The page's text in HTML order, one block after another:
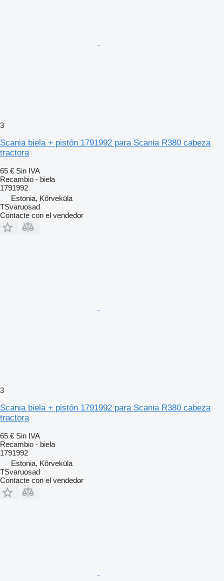
3
Scania biela + pistón 1791992 para Scania R380 cabeza
tractora
65 € Sin IVA
Recambio - biela
1791992
Estonia, Kõrveküla
TSvaruosad
Contacte con el vendedor
3
Scania biela + pistón 1791992 para Scania R380 cabeza
tractora
65 € Sin IVA
Recambio - biela
1791992
Estonia, Kõrveküla
TSvaruosad
Contacte con el vendedor